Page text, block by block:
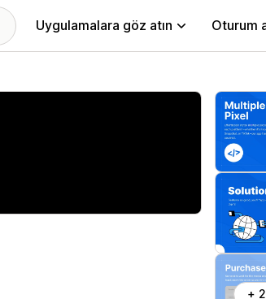
Uygulamalara göz atın Oturum
+